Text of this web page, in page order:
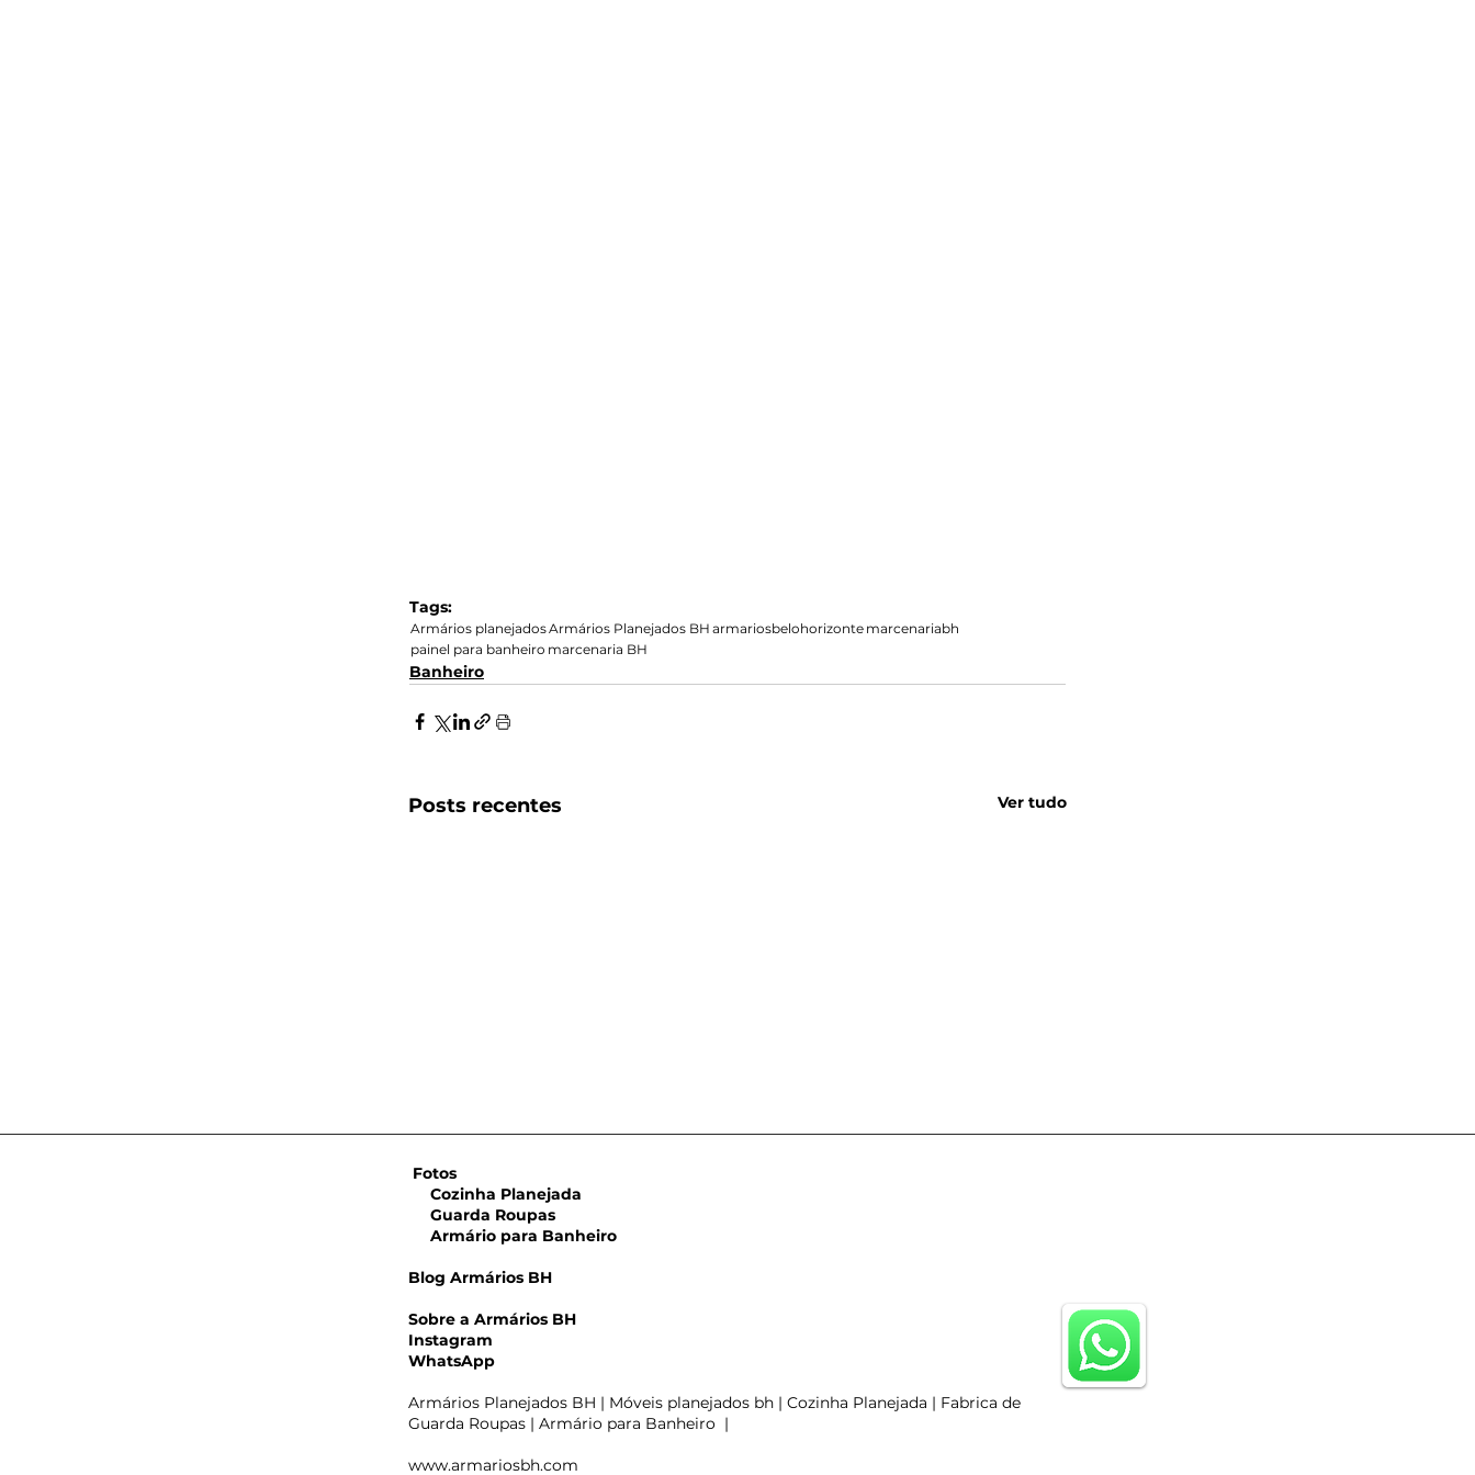
Tags:
Armários planejadosArmários Planejados BH armariosbelohorizonte marcenariabh
painel para banheiro marcenaria BH
Banheiro
Posts recentes Ver tudo
Armário de Banheiro
Planejado em MDF Off
White – Projeto
realizado no Barreiro BH
Fotos
Cozinha Planejada
Guarda Roupas
Armário para Banheiro
Blog Armários BH
Sobre a Armários BH
Instagram
WhatsApp
Armários Planejados BH | Móveis planejados bh | Cozinha Planejada | Fabrica de
Guarda Roupas | Armário para Banheiro |
www.armariosbh.com